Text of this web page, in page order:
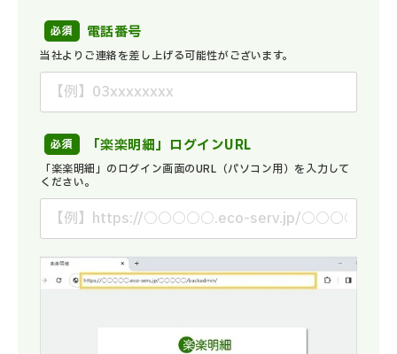
電話番号
当社よりご連絡を差し上げる可能性がございます。
「楽楽明細」ログインURL
「楽楽明細」のログイン画面のURL（パソコン用）を入力して
ください。